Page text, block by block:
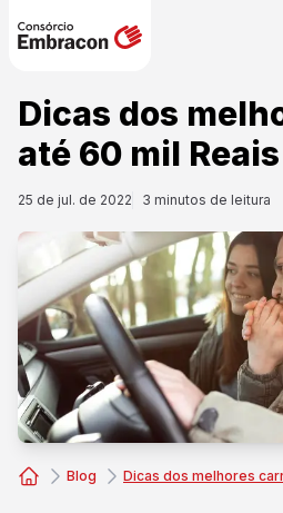
Dicas dos
até 60 mil Reais
25 de jul. de 2022 3 minutos de leitura
Blog